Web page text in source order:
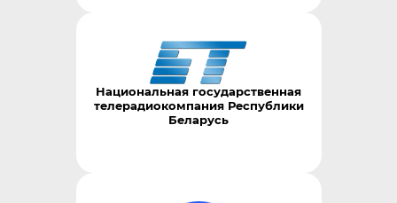
Национальная государственная
телерадиокомпания Республики
Беларусь